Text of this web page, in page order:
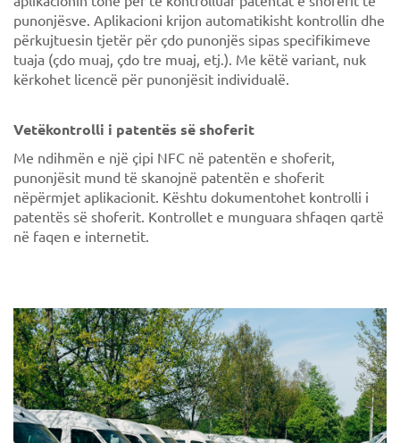
punonjësve. Aplikacioni krijon automatikisht kontrollin dhe
përkujtuesin tjetër për çdo punonjës sipas specifikimeve
tuaja (çdo muaj, çdo tre muaj, etj.). Me këtë variant, nuk
kërkohet licencë për punonjësit individualë.
Vetëkontrolli i patentës së shoferit
Me ndihmën e një çipi NFC në patentën e shoferit,
punonjësit mund të skanojnë patentën e shoferit
nëpërmjet aplikacionit. Kështu dokumentohet kontrolli i
patentës së shoferit. Kontrollet e munguara shfaqen qartë
në faqen e internetit.